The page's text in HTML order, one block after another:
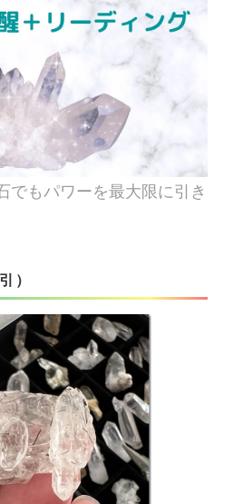
でもパワーを最大限に引き
）